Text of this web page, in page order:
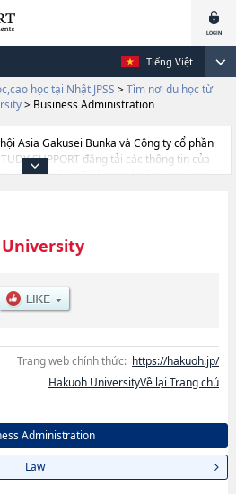
Tiếng Việt
học tại Nhật JPSS > Tìm nơi du học từ
> Business Administration
Asia Gakusei Bunka và Công ty cổ phần
SUPPORT đăng tải các thông tin của
học, trường đại học ngắn hạn, trường
là về các Ngành Business
thông tin về từng ngành học, thông tin liên
tuyển sinh, số lượng trúng tuyển, cở sở
Trang web chính thức: https://hakuoh.jp/
Hakuoh UniversityVề lại Trang chủ
Administration
Law